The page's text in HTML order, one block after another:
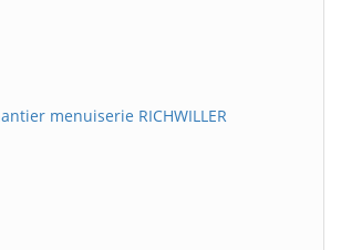
menuiserie RICHWILLER